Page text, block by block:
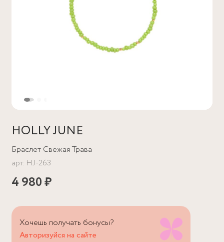
HOLLY JUNE
Браслет Свежая Трава
арт. HJ-263
4 980 ₽
Хочешь получать бонусы?
Авторизуйся на сайте